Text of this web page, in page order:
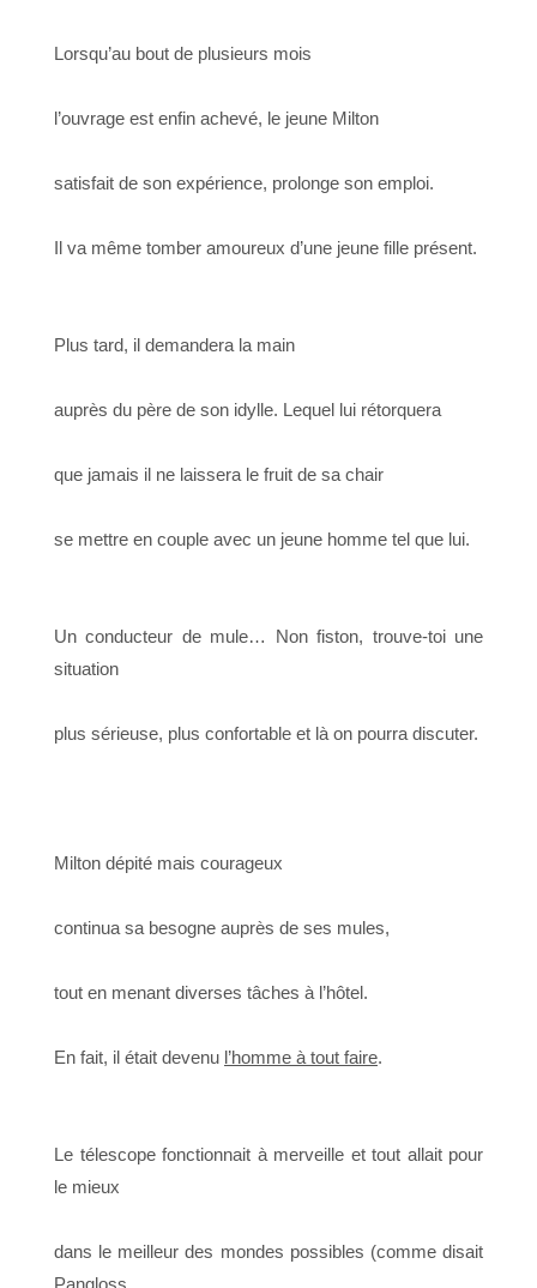
Lorsqu’au bout de plusieurs mois
l’ouvrage est enfin achevé, le jeune Milton
satisfait de son expérience, prolonge son emploi.
Il va même tomber amoureux d’une jeune fille présent.
Plus tard, il demandera la main
auprès du père de son idylle. Lequel lui rétorquera
que jamais il ne laissera le fruit de sa chair
se mettre en couple avec un jeune homme tel que lui.
Un conducteur de mule… Non fiston, trouve-toi une
situation
plus sérieuse, plus confortable et là on pourra discuter.
Milton dépité mais courageux
continua sa besogne auprès de ses mules,
tout en menant diverses tâches à l’hôtel.
En fait, il était devenu l’homme à tout faire.
Le télescope fonctionnait à merveille et tout allait pour
le mieux
dans le meilleur des mondes possibles (comme disait
Pangloss